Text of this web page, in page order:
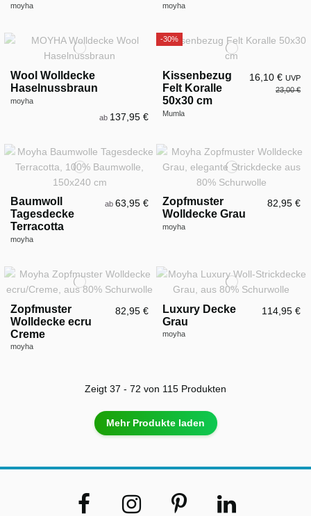
moyha moyha
Wool Wolldecke
Haselnussbraun
moyha
ab 137,95 €
-30%
Kissenbezug
Felt Koralle
50x30 cm
Mumla
16,10 € UVP
23,00 €
Baumwoll
Tagesdecke
Terracotta
moyha
ab63,95 €
Zopfmuster
Wolldecke Grau
moyha
82,95 €
Zopfmuster
Wolldecke ecru
Creme
moyha
82,95 €
Luxury Decke
Grau
moyha
114,95 €
Zeigt 37 - 72 von 115 Produkten
Mehr Produkte laden